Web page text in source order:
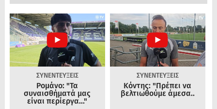
ΣΥΝΕΝΤΕΥΞΕΙΣ
Ρομάνο: "Τα
συναισθήματά μας
είναι περίεργα..."
ΣΥΝΕΝΤΕΥΞΕΙΣ
Κόντης: "Πρέπει να
βελτιωθούμε άμεσα..